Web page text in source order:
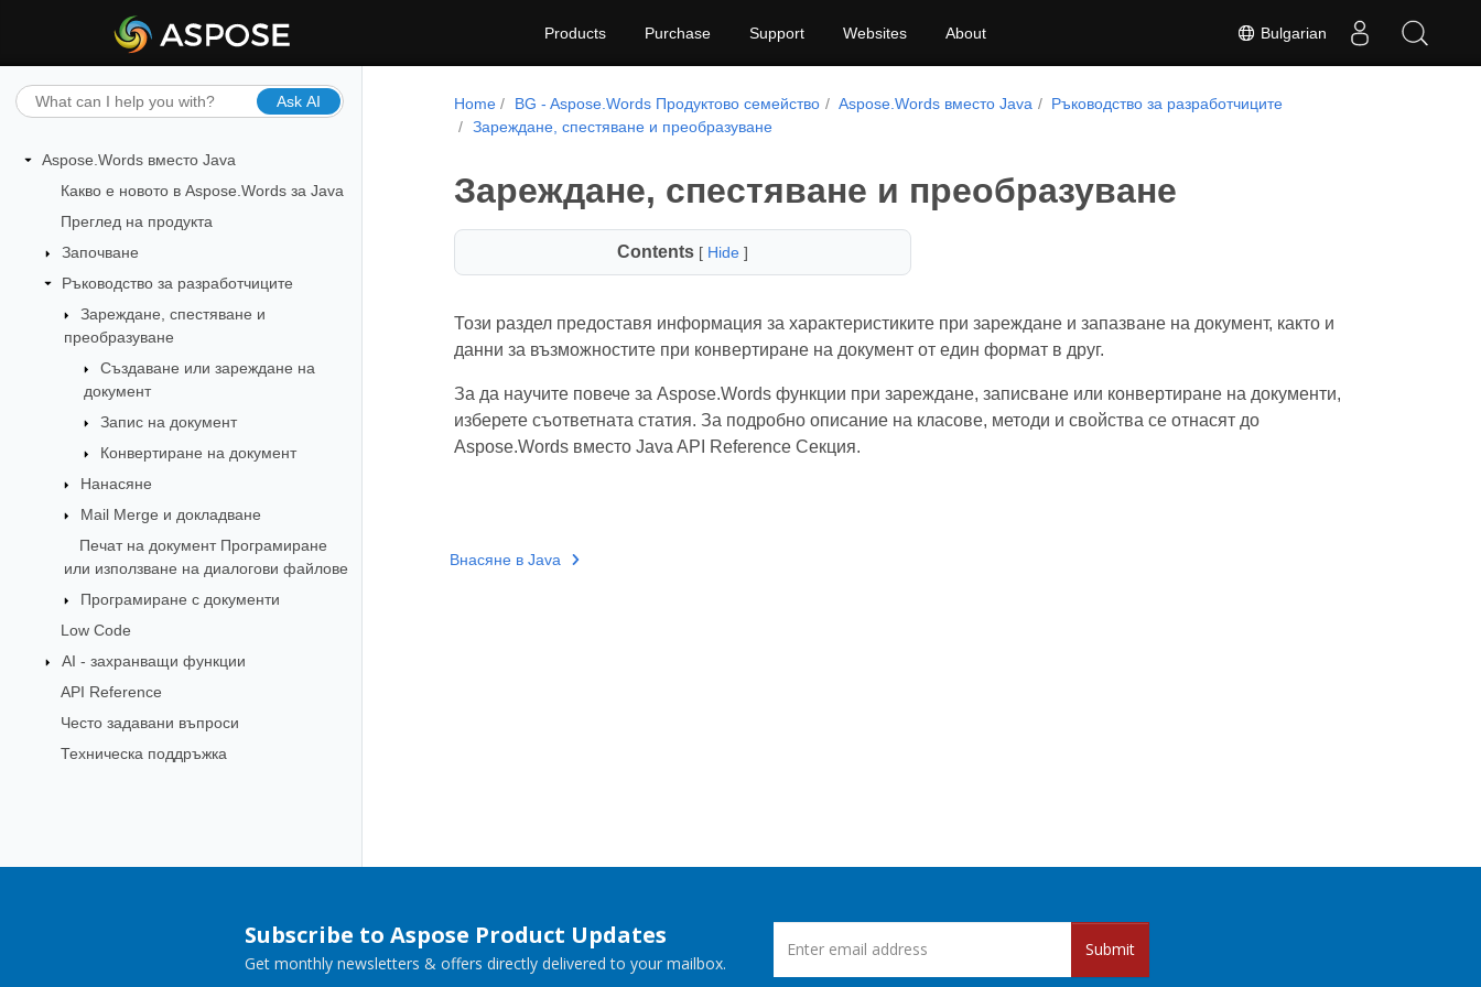
Bulgarian
Products Purchase Support Websites About
Ask AI
Aspose.Words вместо Java
Какво е новото в Aspose.Words за Java
Преглед на продукта
Започване
Ръководство за разработчиците
Зареждане, спестяване и
преобразуване
Създаване или зареждане на
документ
Запис на документ
Конвертиране на документ
Нанасяне
Mail Merge и докладване
Печат на документ Програмиране
или използване на диалогови файлове
Програмиране с документи
Low Code
AI - захранващи функции
API Reference
Често задавани въпроси
Техническа поддръжка
Home BG - Aspose.Words Продуктово семейство Aspose.Words вместо Java
Ръководство за разработчиците
Зареждане, спестяване и преобразуване
Зареждане, спестяване и преобразуване
Contents[ Hide ]
Този раздел предоставя информация за характеристиките при зареждане и запазване на документ, както и
данни за възможностите при конвертиране на документ от един формат в друг.
За да научите повече за Aspose.Words функции при зареждане, записване или конвертиране на документи,
изберете съответната статия. За подробно описание на класове, методи и свойства се отнасят до
Aspose.Words вместо Java API Reference Секция.
Внасяне в Java
Subscribe to Aspose Product Updates
Get monthly newsletters & offers directly delivered to your mailbox.
Submit